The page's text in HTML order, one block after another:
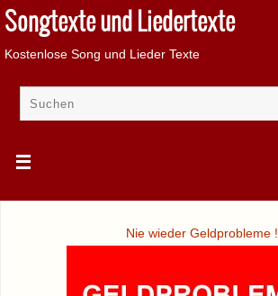
Songtexte und Liedertexte
Kostenlose Song und Lieder Texte
Nie wieder Geldprobleme !